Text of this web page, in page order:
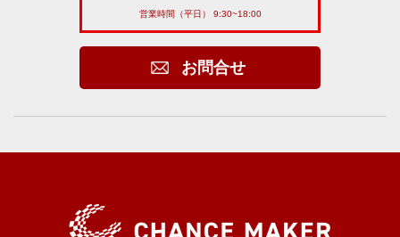
営業時間（平日） 9:30~18:00
お問合せ